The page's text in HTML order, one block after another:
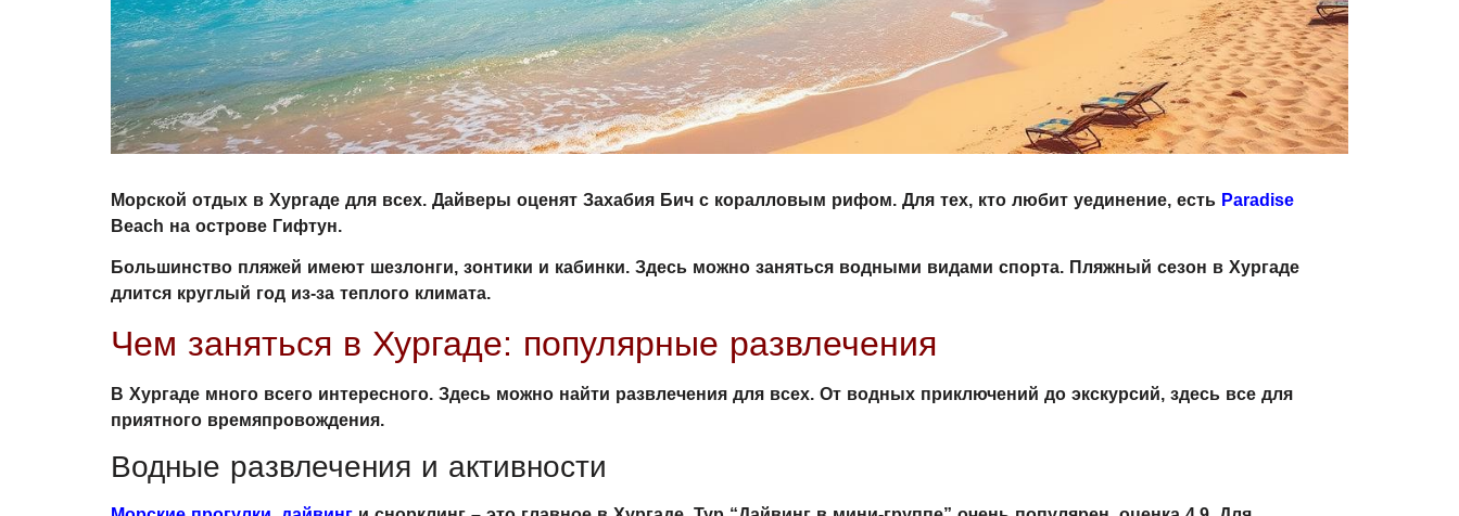
Морской отдых в Хургаде для всех. Дайверы оценят Захабия Бич с коралловым рифом. Для тех, кто любит уединение, есть Paradise
Beach на острове Гифтун.
Большинство пляжей имеют шезлонги, зонтики и кабинки. Здесь можно заняться водными видами спорта. Пляжный сезон в Хургаде
длится круглый год из-за теплого климата.
Чем заняться в Хургаде: популярные развлечения
В Хургаде много всего интересного. Здесь можно найти развлечения для всех. От водных приключений до экскурсий, здесь все для
приятного времяпровождения.
Водные развлечения и активности